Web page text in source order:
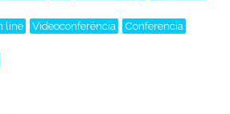
line Videoconferéncia Conferencia